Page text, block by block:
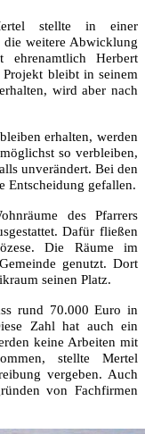
stellte in einer
die weitere Abwicklung
ehrenamtlich Herbert
bleibt in seinem
wird aber nach
erhalten, werden
so verbleiben,
unverändert. Bei den
Entscheidung gefallen.
des Pfarrers
Dafür fließen
Die Räume im
genutzt. Dort
seinen Platz.
rund 70.000 Euro in
Zahl hat auch ein
keine Arbeiten mit
stellte Mertel
vergeben. Auch
von Fachfirmen